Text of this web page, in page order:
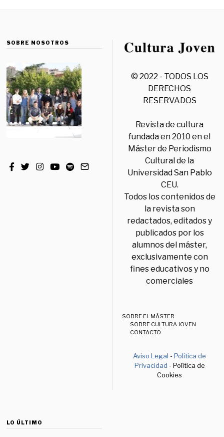
SOBRE NOSOTROS
© 2022 - TODOS LOS
DERECHOS
RESERVADOS
Revista de cultura
fundada en 2010 en el
Máster de Periodismo
Cultural de la
Universidad San Pablo
CEU.
Todos los contenidos de
la revista son
redactados, editados y
publicados por los
alumnos del máster,
exclusivamente con
fines educativos y no
comerciales
SOBRE EL MÁSTER
SOBRE CULTURA JOVEN
CONTACTO
Aviso Legal -Política de
Privacidad - Política de
Cookies
LO ÚLTIMO